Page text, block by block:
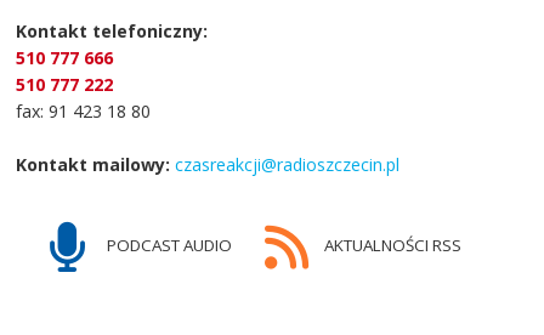
Kontakt telefoniczny:
510 777 666
510 777 222
fax: 91 423 18 80
Kontakt mailowy: czasreakcji@radioszczecin.pl
PODCAST AUDIO AKTUALNOŚCI RSS